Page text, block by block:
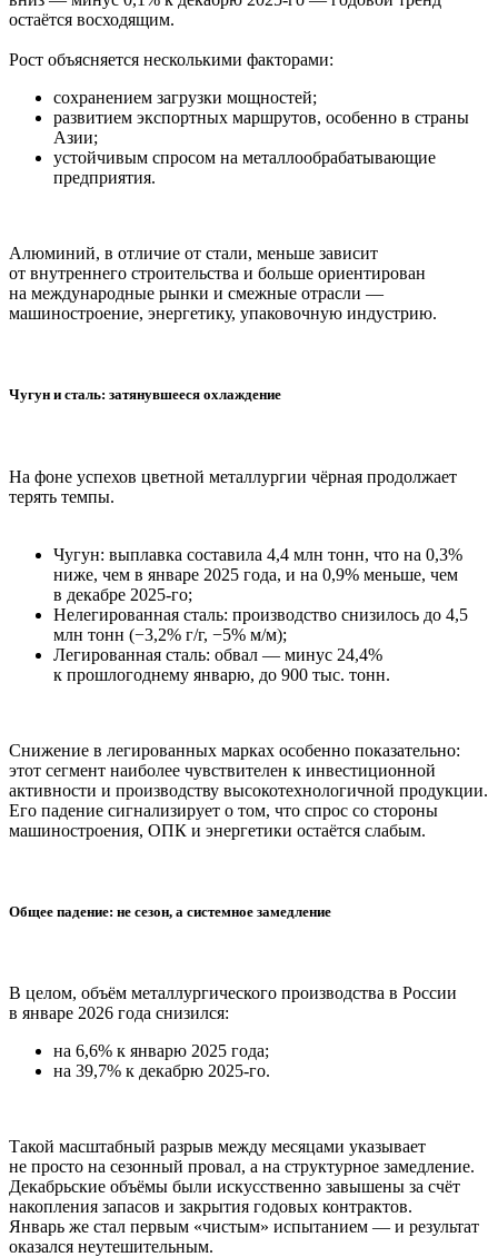
остаётся восходящим.
Рост объясняется несколькими факторами:
сохранением загрузки мощностей;
развитием экспортных маршрутов, особенно в страны
Азии;
устойчивым спросом на металлообрабатывающие
предприятия.
Алюминий, в отличие от стали, меньше зависит
от внутреннего строительства и больше ориентирован
на международные рынки и смежные отрасли —
машиностроение, энергетику, упаковочную индустрию.
Чугун и сталь: затянувшееся охлаждение
На фоне успехов цветной металлургии чёрная продолжает
терять темпы.
Чугун: выплавка составила 4,4 млн тонн, что на 0,3%
ниже, чем в январе 2025 года, и на 0,9% меньше, чем
в декабре 2025-го;
Нелегированная сталь: производство снизилось до 4,5
млн тонн (−3,2% г/г, −5% м/м);
Легированная сталь: обвал — минус 24,4%
к прошлогоднему январю, до 900 тыс. тонн.
Снижение в легированных марках особенно показательно:
этот сегмент наиболее чувствителен к инвестиционной
активности и производству высокотехнологичной продукции.
Его падение сигнализирует о том, что спрос со стороны
машиностроения, ОПК и энергетики остаётся слабым.
Общее падение: не сезон, а системное замедление
В целом, объём металлургического производства в России
в январе 2026 года снизился:
на 6,6% к январю 2025 года;
на 39,7% к декабрю 2025-го.
Такой масштабный разрыв между месяцами указывает
не просто на сезонный провал, а на структурное замедление.
Декабрьские объёмы были искусственно завышены за счёт
накопления запасов и закрытия годовых контрактов.
Январь же стал первым «чистым» испытанием — и результат
оказался неутешительным.